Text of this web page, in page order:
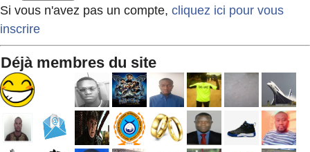
Si vous n'avez pas un compte, cliquez ici pour vous
inscrire
Déjà membres du site